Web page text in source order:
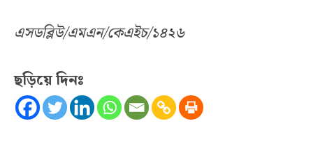
এসডব্লিউ/এমএন/কেএইচ/১৪২৬
ছড়িয়ে দিনঃ